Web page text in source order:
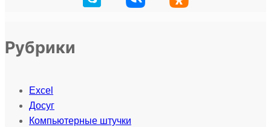
Рубрики
Excel
Досуг
Компьютерные штучки